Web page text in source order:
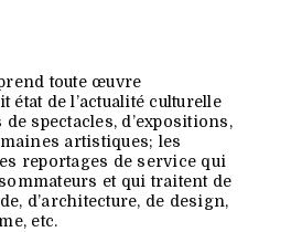
toute œuvre
de l’actualité culturelle
spectacles, d’expositions,
artistiques; les
reportages de service qui
et qui traitent de
d’architecture, de design,
etc.